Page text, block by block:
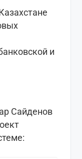
и
Сайденов